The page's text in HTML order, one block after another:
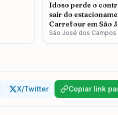
Idoso perde o
sair do
Carrefour em São
Campos
São José dos Campos
X/Twitter Copiar link